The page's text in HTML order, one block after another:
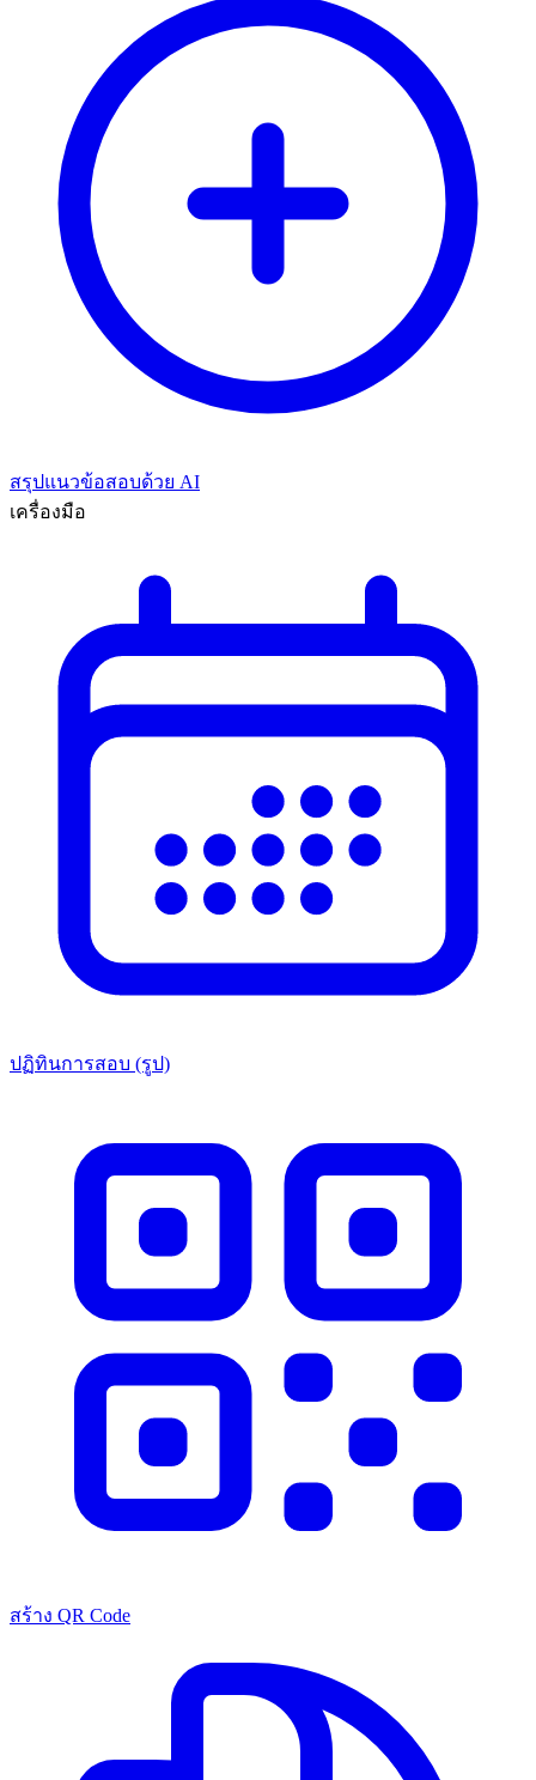
สรุปแนวข้อสอบด้วย AI
เครื่องมือ
ปฏิทินการสอบ (รูป)
สร้าง QR Code